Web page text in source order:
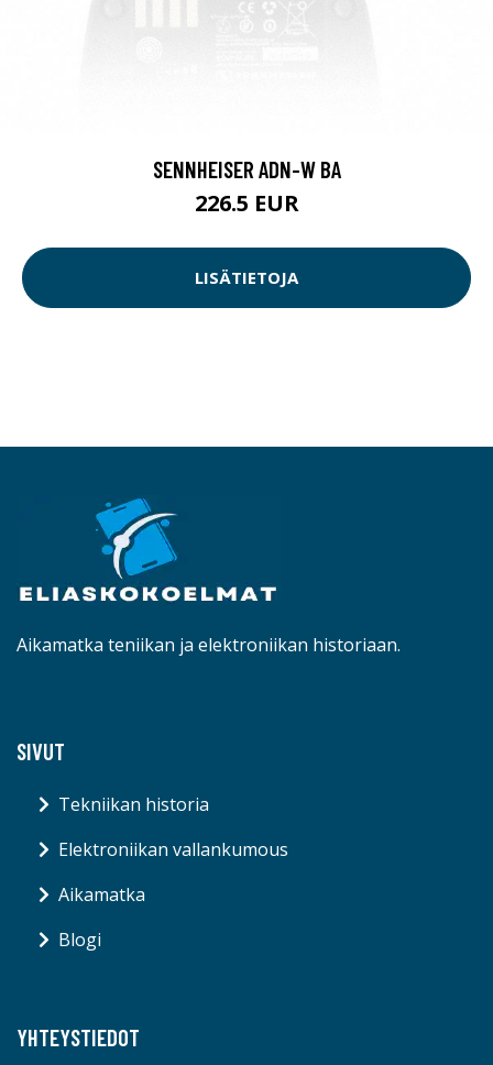
SENNHEISER ADN-W BA
226.5 EUR
LISÄTIETOJA
Aikamatka teniikan ja elektroniikan historiaan.
SIVUT
Tekniikan historia
Elektroniikan vallankumous
Aikamatka
Blogi
YHTEYSTIEDOT